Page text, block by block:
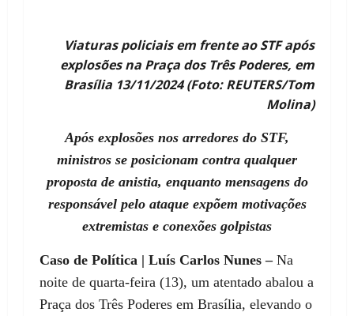
Viaturas policiais em frente ao STF após
explosões na Praça dos Três Poderes, em
Brasília 13/11/2024 (Foto: REUTERS/Tom
Molina)
Após explosões nos arredores do STF,
ministros se posicionam contra qualquer
proposta de anistia, enquanto mensagens do
responsável pelo ataque expõem motivações
extremistas e conexões golpistas
Caso de Política | Luís Carlos Nunes –Na
noite de quarta-feira (13), um atentado abalou a
Praça dos Três Poderes em Brasília, elevando o